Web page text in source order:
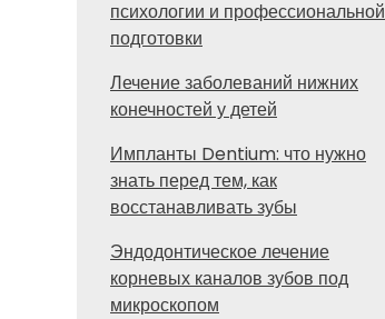
психологии и профессиональной
подготовки
Лечение заболеваний нижних
конечностей у детей
Импланты Dentium: что нужно
знать перед тем, как
восстанавливать зубы
Эндодонтическое лечение
корневых каналов зубов под
микроскопом